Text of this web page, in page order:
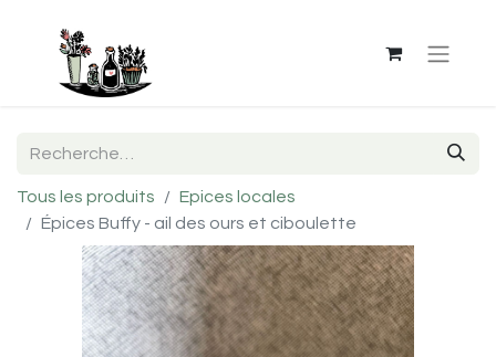
Tous les produits
Epices locales
Épices Buffy - ail des ours et ciboulette